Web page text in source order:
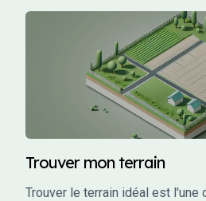
d'investir dans un bien locatif.
permet de planifier
financement adapté, et d'éviter
surprises financières.
Trouver mon terrain
Trouver le terrain idéal est